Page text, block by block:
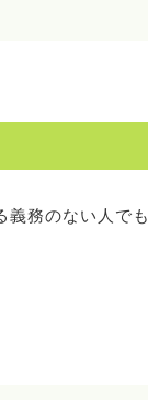
務のない人で